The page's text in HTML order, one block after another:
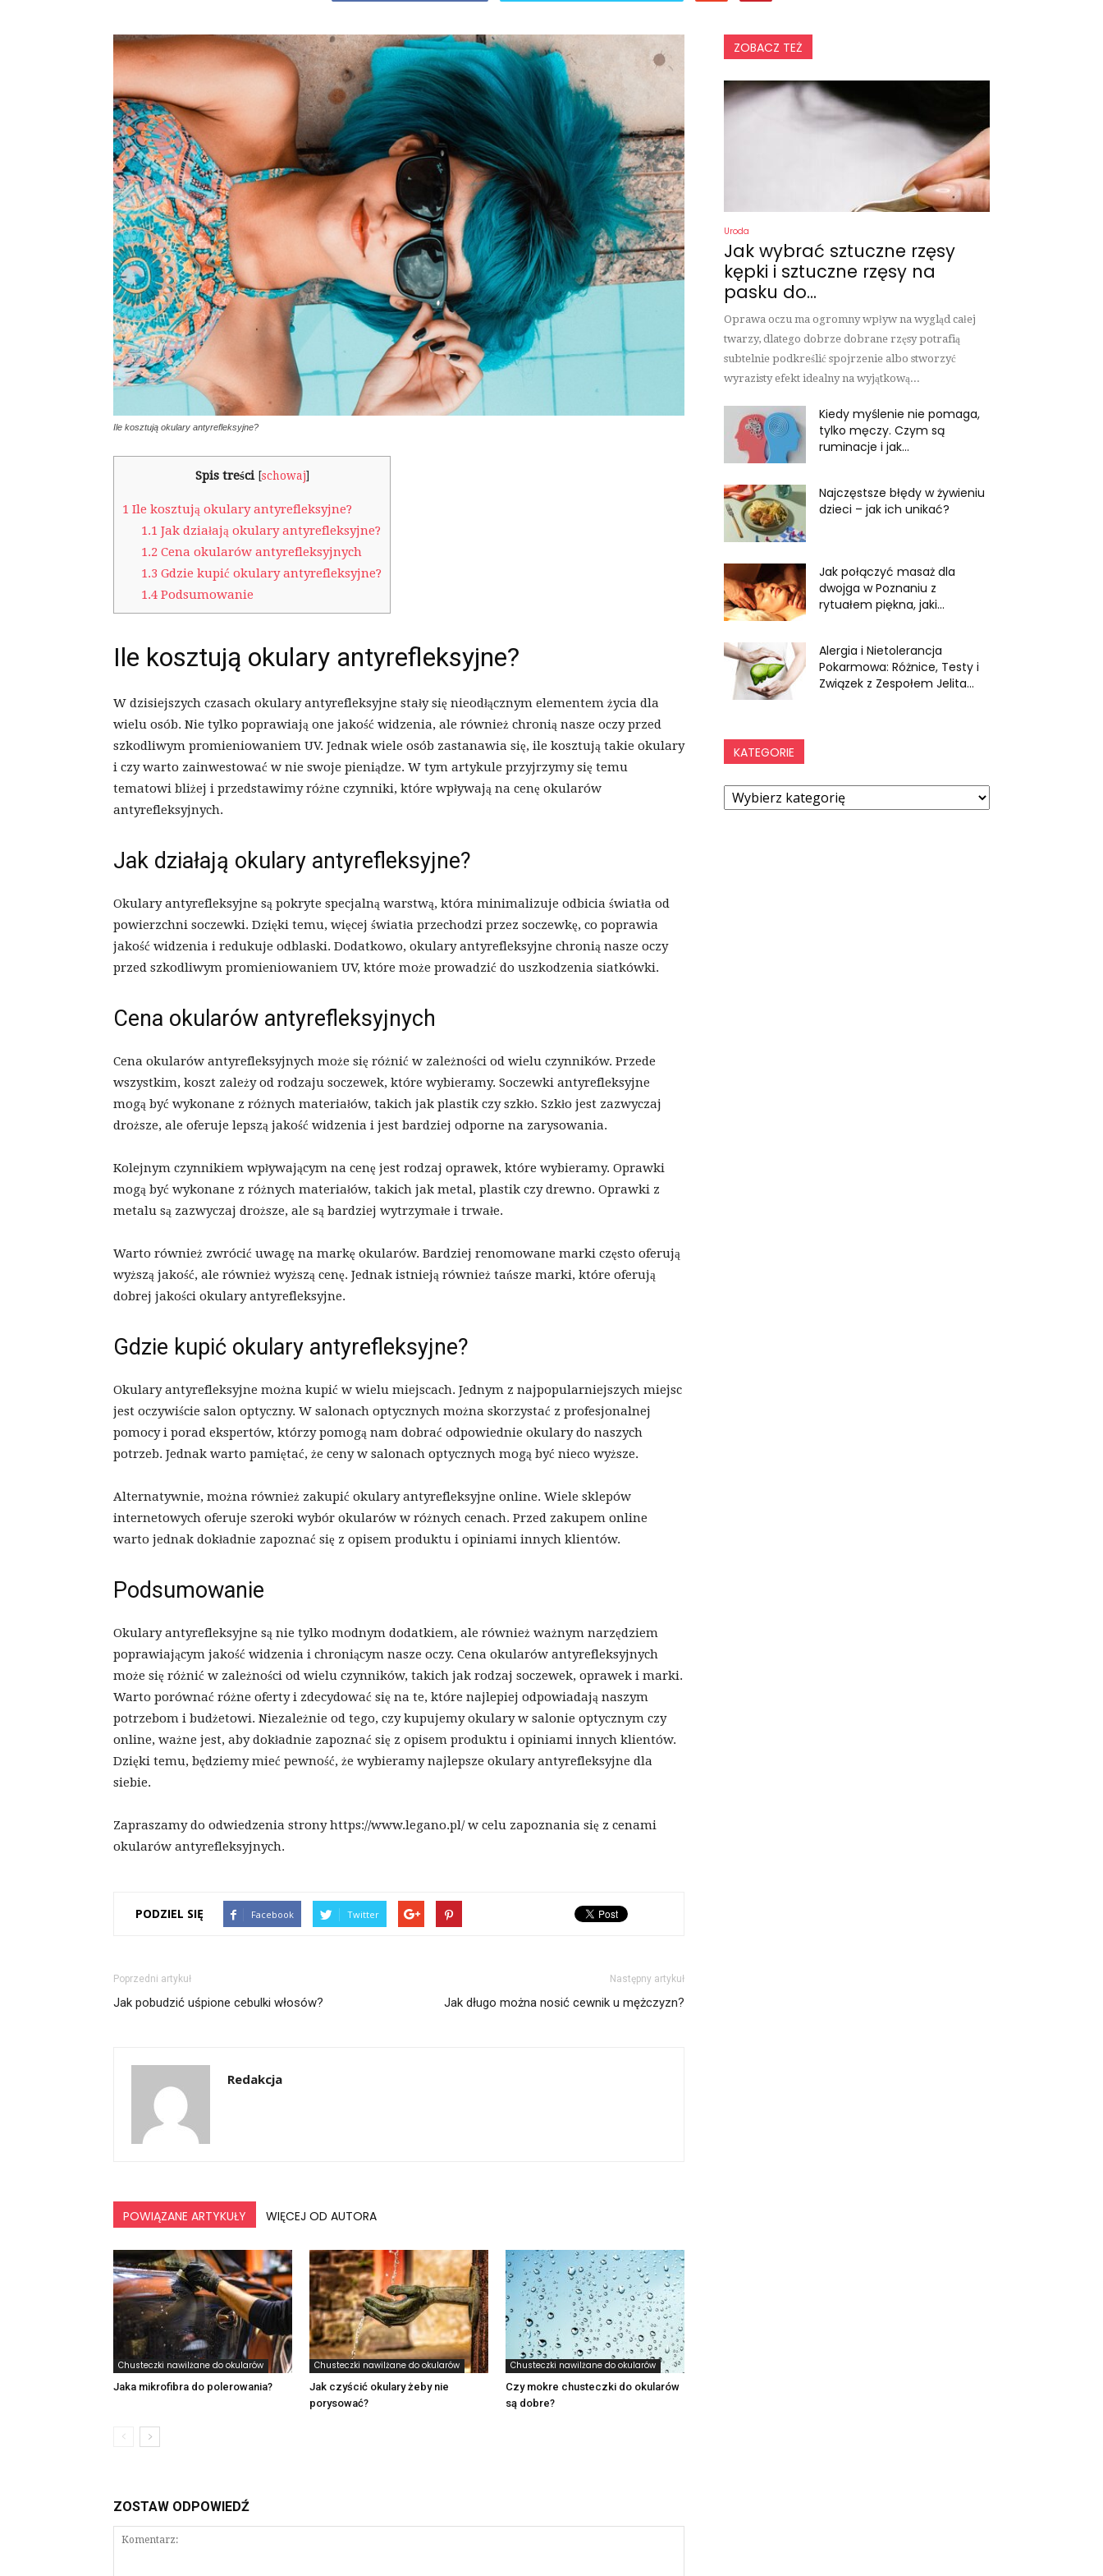
Ile kosztują okulary antyrefleksyjne?
Spis treści [schowaj]
1 Ile kosztują okulary antyrefleksyjne?
1.1 Jak działają okulary antyrefleksyjne?
1.2Cena okularów antyrefleksyjnych
1.3 Gdzie kupić okulary antyrefleksyjne?
1.4Podsumowanie
Ile kosztują okulary antyrefleksyjne?
W dzisiejszych czasach okulary antyrefleksyjne stały się nieodłącznym elementem życia dla
wielu osób. Nie tylko poprawiają one jakość widzenia, ale również chronią nasze oczy przed
szkodliwym promieniowaniem UV. Jednak wiele osób zastanawia się, ile kosztują takie okulary
i czy warto zainwestować w nie swoje pieniądze. W tym artykule przyjrzymy się temu
tematowi bliżej i przedstawimy różne czynniki, które wpływają na cenę okularów
antyrefleksyjnych.
Jak działają okulary antyrefleksyjne?
Okulary antyrefleksyjne są pokryte specjalną warstwą, która minimalizuje odbicia światła od
powierzchni soczewki. Dzięki temu, więcej światła przechodzi przez soczewkę, co poprawia
jakość widzenia i redukuje odblaski. Dodatkowo, okulary antyrefleksyjne chronią nasze oczy
przed szkodliwym promieniowaniem UV, które może prowadzić do uszkodzenia siatkówki.
Cena okularów antyrefleksyjnych
Cena okularów antyrefleksyjnych może się różnić w zależności od wielu czynników. Przede
wszystkim, koszt zależy od rodzaju soczewek, które wybieramy. Soczewki antyrefleksyjne
mogą być wykonane z różnych materiałów, takich jak plastik czy szkło. Szkło jest zazwyczaj
droższe, ale oferuje lepszą jakość widzenia i jest bardziej odporne na zarysowania.
Kolejnym czynnikiem wpływającym na cenę jest rodzaj oprawek, które wybieramy. Oprawki
mogą być wykonane z różnych materiałów, takich jak metal, plastik czy drewno. Oprawki z
metalu są zazwyczaj droższe, ale są bardziej wytrzymałe i trwałe.
Warto również zwrócić uwagę na markę okularów. Bardziej renomowane marki często oferują
wyższą jakość, ale również wyższą cenę. Jednak istnieją również tańsze marki, które oferują
dobrej jakości okulary antyrefleksyjne.
Gdzie kupić okulary antyrefleksyjne?
Okulary antyrefleksyjne można kupić w wielu miejscach. Jednym z najpopularniejszych miejsc
jest oczywiście salon optyczny. W salonach optycznych można skorzystać z profesjonalnej
pomocy i porad ekspertów, którzy pomogą nam dobrać odpowiednie okulary do naszych
potrzeb. Jednak warto pamiętać, że ceny w salonach optycznych mogą być nieco wyższe.
Alternatywnie, można również zakupić okulary antyrefleksyjne online. Wiele sklepów
internetowych oferuje szeroki wybór okularów w różnych cenach. Przed zakupem online
warto jednak dokładnie zapoznać się z opisem produktu i opiniami innych klientów.
Podsumowanie
Okulary antyrefleksyjne są nie tylko modnym dodatkiem, ale również ważnym narzędziem
poprawiającym jakość widzenia i chroniącym nasze oczy. Cena okularów antyrefleksyjnych
może się różnić w zależności od wielu czynników, takich jak rodzaj soczewek, oprawek i marki.
Warto porównać różne oferty i zdecydować się na te, które najlepiej odpowiadają naszym
potrzebom i budżetowi. Niezależnie od tego, czy kupujemy okulary w salonie optycznym czy
online, ważne jest, aby dokładnie zapoznać się z opisem produktu i opiniami innych klientów.
Dzięki temu, będziemy mieć pewność, że wybieramy najlepsze okulary antyrefleksyjne dla
siebie.
Zapraszamy do odwiedzenia strony https://www.legano.pl/ w celu zapoznania się z cenami
okularów antyrefleksyjnych.
PODZIEL SIĘ Facebook Twitter
Poprzedni artykuł
Jak pobudzić uśpione cebulki włosów?
Następny artykuł
Jak długo można nosić cewnik u mężczyzn?
Redakcja
POWIĄZANE ARTYKUŁY WIĘCEJ OD AUTORA
Chusteczki nawilżane do okularów
Jaka mikrofibra do polerowania?
Chusteczki nawilżane do okularów
Jak czyścić okulary żeby nie
porysować?
Chusteczki nawilżane do okularów
Czy mokre chusteczki do okularów
są dobre?
ZOSTAW ODPOWIEDŹ
ZOBACZ TEŻ
Uroda
Jak wybrać sztuczne rzęsy
kępki i sztuczne rzęsy na
pasku do...
Oprawa oczu ma ogromny wpływ na wygląd całej
twarzy, dlatego dobrze dobrane rzęsy potrafią
subtelnie podkreślić spojrzenie albo stworzyć
wyrazisty efekt idealny na wyjątkową...
Kiedy myślenie nie pomaga,
tylko męczy. Czym są
ruminacje i jak...
Najczęstsze błędy w żywieniu
dzieci – jak ich unikać?
Jak połączyć masaż dla
dwojga w Poznaniu z
rytuałem piękna, jaki...
Alergia i Nietolerancja
Pokarmowa: Różnice, Testy i
Związek z Zespołem Jelita...
KATEGORIE
Kategorie